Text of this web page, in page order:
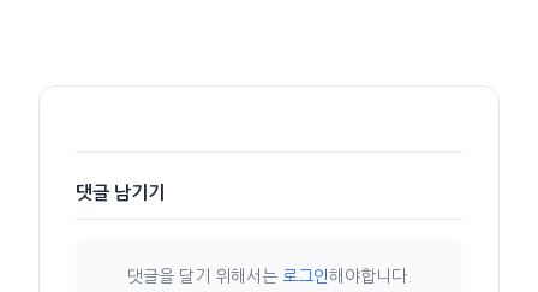
댓글 남기기
댓글을 달기 위해서는 로그인해야합니다.